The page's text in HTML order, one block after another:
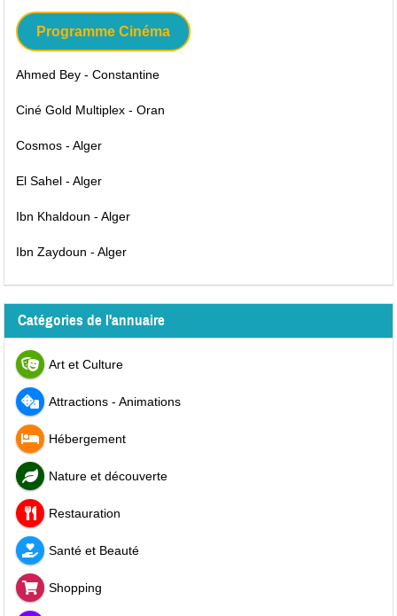
Programme Cinéma
Ahmed Bey - Constantine
Ciné Gold Multiplex - Oran
Cosmos - Alger
El Sahel - Alger
Ibn Khaldoun - Alger
Ibn Zaydoun - Alger
Catégories de l'annuaire
Art et Culture
Attractions - Animations
Hébergement
Nature et découverte
Restauration
Santé et Beauté
Shopping